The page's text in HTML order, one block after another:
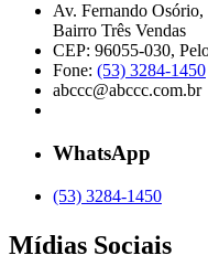
Av. Fernando Osório,
Bairro Três Vendas
CEP: 96055-030,
Fone: (53) 3284-1450
abccc@abccc.com.br
WhatsApp
(53) 3284-1450
Mídias Sociais